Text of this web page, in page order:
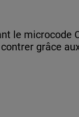
le microcode
grâce